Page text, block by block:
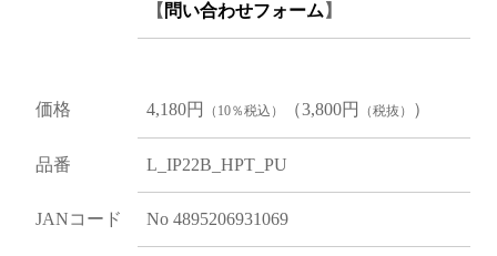
【 問い合わせフォーム 】
価格 4,180円 （10％税込） （3,800円 （税抜） ）
品番 L_IP22B_HPT_PU
JANコード No 4895206931069